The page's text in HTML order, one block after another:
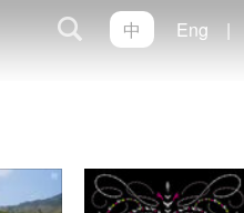
中 Eng |